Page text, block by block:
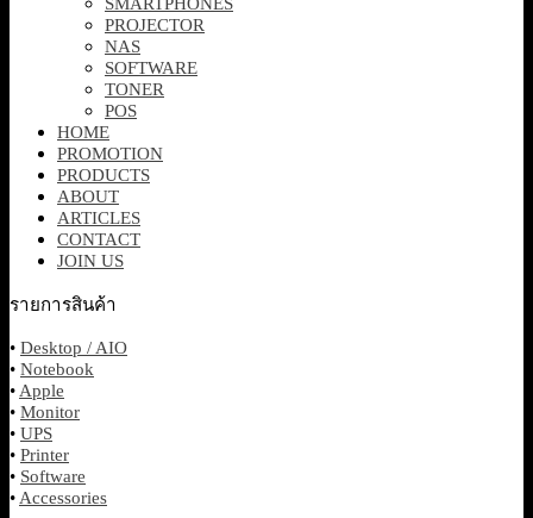
PROJECTOR
NAS
SOFTWARE
TONER
POS
HOME
PROMOTION
PRODUCTS
ABOUT
ARTICLES
CONTACT
JOIN US
รายการสินค้า
• Desktop / AIO
• Notebook
• Apple
• Monitor
• UPS
• Printer
• Software
• Accessories